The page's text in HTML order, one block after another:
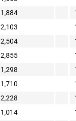
1,884
2,103
2,504
2,855
1,298
1,710
2,228
1,014